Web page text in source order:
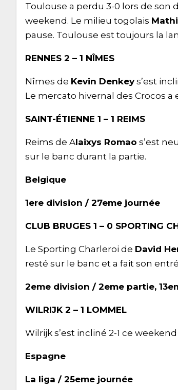
Toulouse a perdu 3-0 lors de son
weekend. Le milieu togolais
pause. Toulouse est toujours la
RENNES 2 – 1 NÎMES
Nîmes de Kevin Denkeys’est
Le mercato hivernal des Crocos
SAINT-ÉTIENNE 1 – 1 REIMS
Reims de Alaixys Romao s’est
sur le banc durant la partie.
Belgique
1ere division / 27eme journée
CLUB BRUGES 1 – 0 SPORTING
Le Sporting Charleroi de David
resté sur le banc et a fait son
2eme division / 2eme partie,
WILRIJK 2 – 1 LOMMEL
Wilrijk s’est incliné 2-1 ce
Espagne
La liga / 25eme journée